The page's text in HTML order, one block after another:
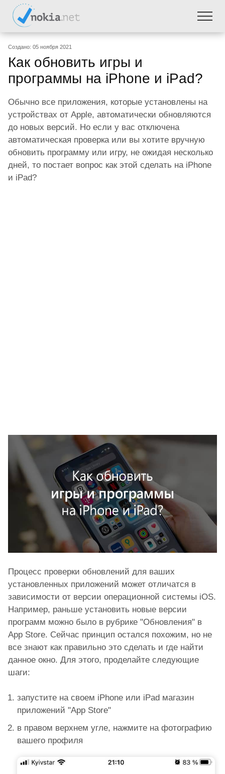
Создано: 05 ноября 2021
Как обновить игры и
программы на iPhone и iPad?
Обычно все приложения, которые установлены на
устройствах от Apple, автоматически обновляются
до новых версий. Но если у вас отключена
автоматическая проверка или вы хотите вручную
обновить программу или игру, не ожидая несколько
дней, то постает вопрос как этой сделать на iPhone
и iPad?
Процесс проверки обновлений для ваших
установленных приложений может отличатся в
зависимости от версии операционной системы iOS.
Например, раньше установить новые версии
программ можно было в рубрике "Обновления" в
App Store. Сейчас принцип остался похожим, но не
все знают как правильно это сделать и где найти
данное окно. Для этого, проделайте следующие
шаги:
запустите на своем iPhone или iPad магазин
приложений "App Store"
в правом верхнем угле, нажмите на фотографию
вашего профиля